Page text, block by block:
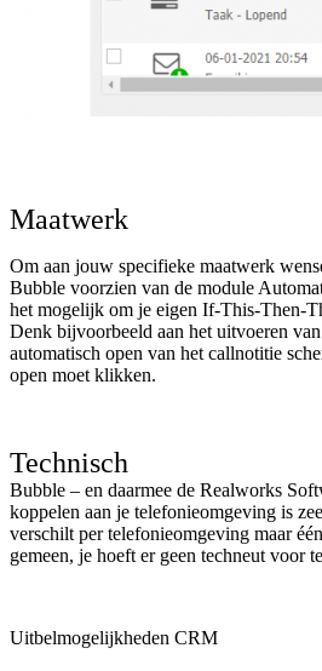
Maatwerk
Om aan jouw specifieke maatwerk
Bubble voorzien van de module
het mogelijk om je eigen If-This-Then-
Denk bijvoorbeeld aan het uitvoeren
automatisch open van het callnotitie
open moet klikken.
Technisch
Bubble – en daarmee de Realworks
koppelen aan je telefonieomgeving is
verschilt per telefonieomgeving maar
gemeen, je hoeft er geen techneut voor
Uitbelmogelijkheden CRM